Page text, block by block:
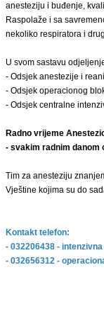
anesteziju i buđenje,
Raspolaže i sa
nekoliko respiratora i
U svom sastavu
- Odsjek anestezije i
- Odsjek operacionog
- Odsjek centralne
Radno vrijeme
- svakim radnim danom
Tim za anesteziju
Vještine kojima su do
Kontakt telefon:
- 032206438 -
- 032656312 -